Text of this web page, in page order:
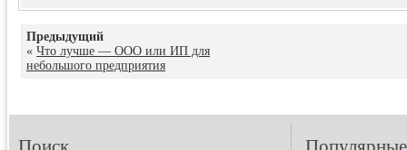
Предыдущий
« Что лучше — ООО или ИП для
небольшого предприятия